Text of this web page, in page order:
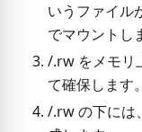
いうファイル
でマウントし
/.rw をメモリ
て確保します。
/.rw の下には